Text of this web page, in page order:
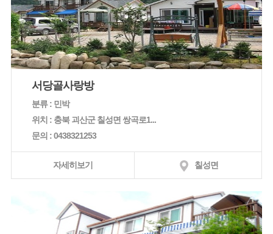
서당골사랑방
분류 : 민박
위치 : 충북 괴산군 칠성면 쌍곡로1...
문의 : 0438321253
자세히보기 칠성면